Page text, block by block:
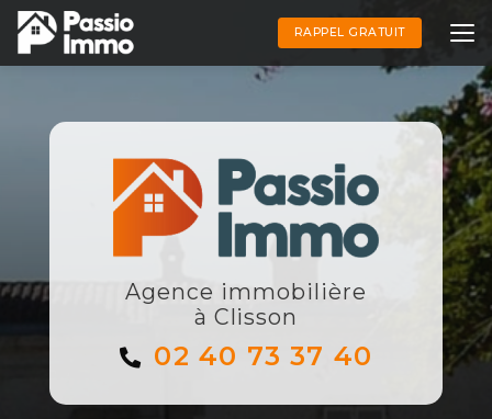
Aller
au
contenu
principal
RAPPEL GRATUIT
Agence immobilière
à Clisson
02 40 73 37 40